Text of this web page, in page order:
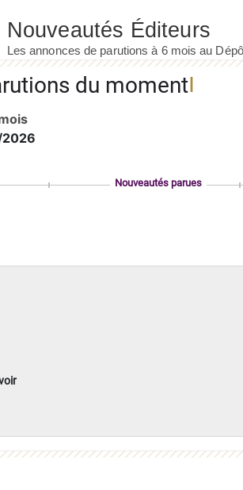
du moment
Nouveautés parues